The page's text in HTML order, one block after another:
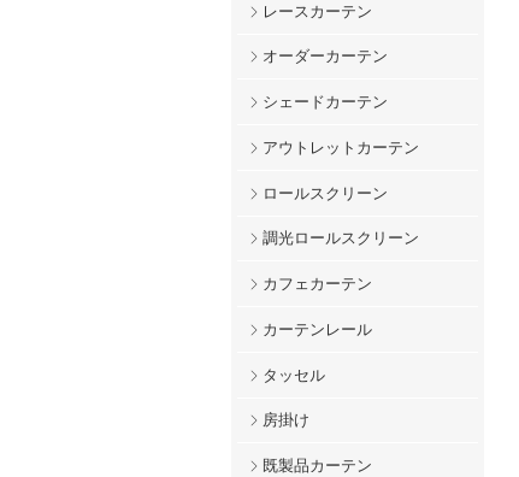
レースカーテン
オーダーカーテン
シェードカーテン
アウトレットカーテン
ロールスクリーン
調光ロールスクリーン
カフェカーテン
カーテンレール
タッセル
房掛け
既製品カーテン